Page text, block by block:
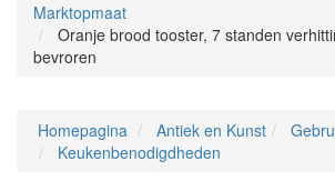
Marktopmaat
Oranje brood tooster, 7 standen
bevroren
Homepagina Antiek en Kunst
Keukenbenodigdheden